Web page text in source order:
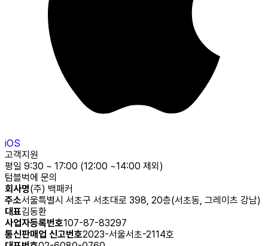
iOS
고객지원
평일 9:30 ~ 17:00 (12:00 ~14:00 제외)
텀블벅에 문의
회사명(주) 백패커
주소서울특별시 서초구 서초대로 398, 20층(서초동, 그레이츠 강남)
대표김동환
사업자등록번호107-87-83297
통신판매업 신고번호2023-서울서초-2114호